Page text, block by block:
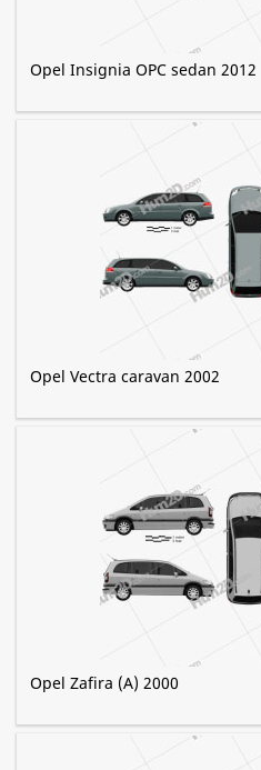
Opel Insignia OPC sedan 2012
Opel Vectra caravan 2002
Opel Zafira (A) 2000